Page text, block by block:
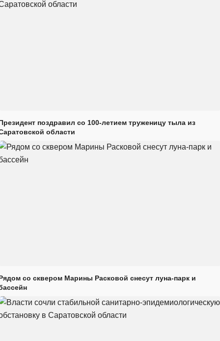
поздравил со 100-летием труженицу тыла из
области
со сквером Марины Расковой снесут луна-парк и